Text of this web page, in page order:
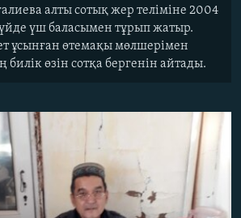
алты сотық жер теліміне 2004
үш баласымен тұрып жатыр.
ұсынған өтемақы мөлшерімен
билік өзін сотқа бергенін айтады.